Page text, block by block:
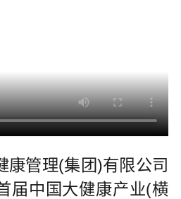
管理(集团)有限公司
届中国大健康产业(横